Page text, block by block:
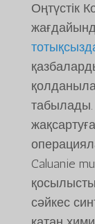
Оңтүстік
табылады.
Caluanie
сәйкес